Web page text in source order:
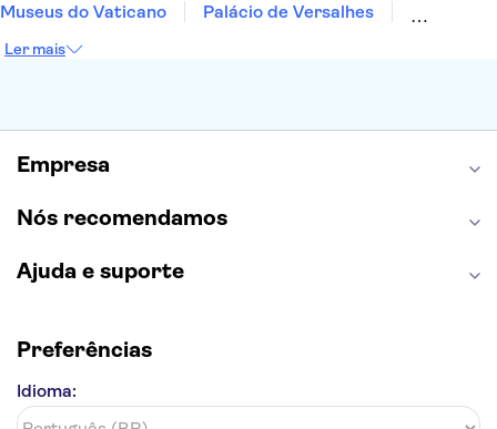
Museus do Vaticano
Palácio de Versalhes
Museu do Louvre
Ler mais
Empresa
Nós recomendamos
Ajuda e suporte
Preferências
Idioma: